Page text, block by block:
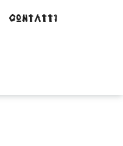
CONTATTI